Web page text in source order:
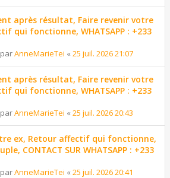
après résultat, Faire revenir votre
qui fonctionne, WHATSAPP : +233
AnneMarieTei « 25 juil. 2026 21:07
après résultat, Faire revenir votre
qui fonctionne, WHATSAPP : +233
AnneMarieTei « 25 juil. 2026 20:43
ex, Retour affectif qui fonctionne,
CONTACT SUR WHATSAPP : +233
AnneMarieTei « 25 juil. 2026 20:41